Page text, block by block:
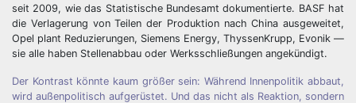
seit 2009, wie das Statistische Bundesamt dokumentierte. BASF hat
die Verlagerung von Teilen der Produktion nach China ausgeweitet,
Opel plant Reduzierungen, Siemens Energy, ThyssenKrupp, Evonik —
sie alle haben Stellenabbau oder Werksschließungen angekündigt.
Der Kontrast könnte kaum größer sein: Während Innenpolitik abbaut,
wird außenpolitisch aufgerüstet. Und das nicht als Reaktion, sondern